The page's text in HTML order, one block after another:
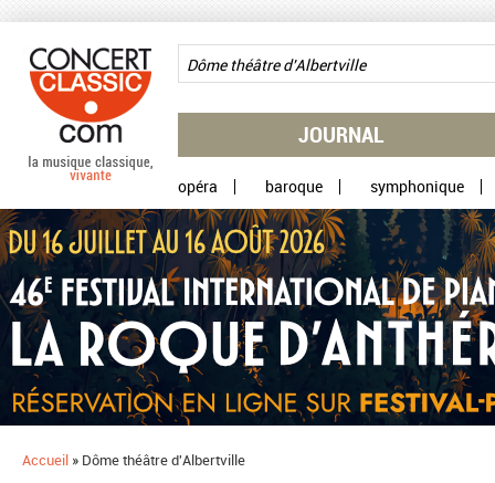
JOURNAL
opéra baroque symphonique
Accueil » Dôme théâtre d'Albertville